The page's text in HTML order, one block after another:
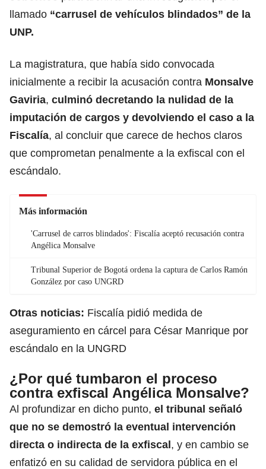
llamado “carrusel de vehículos blindados” de la
UNP.
La magistratura, que había sido convocada
inicialmente a recibir la acusación contra Monsalve
Gaviria, culminó decretando la nulidad de la
imputación de cargos y devolviendo el caso a la
Fiscalía, al concluir que carece de hechos claros
que comprometan penalmente a la exfiscal con el
escándalo.
Más información
'Carrusel de carros blindados': Fiscalía aceptó recusación contra
Angélica Monsalve
Tribunal Superior de Bogotá ordena la captura de Carlos Ramón
González por caso UNGRD
Otras noticias: Fiscalía pidió medida de
aseguramiento en cárcel para César Manrique por
escándalo en la UNGRD
¿Por qué tumbaron el proceso
contra exfiscal Angélica Monsalve?
Al profundizar en dicho punto, el tribunal señaló
que no se demostró la eventual intervención
directa o indirecta de la exfiscal, y en cambio se
enfatizó en su calidad de servidora pública en el